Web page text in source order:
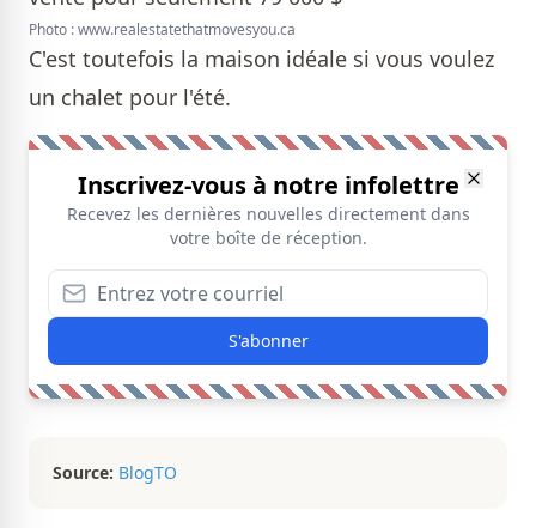
Photo : www.realestatethatmovesyou.ca
C'est toutefois la maison idéale si vous voulez
un chalet pour l'été.
Inscrivez-vous à notre infolettre
Recevez les dernières nouvelles directement dans
votre boîte de réception.
S'abonner
Source: BlogTO